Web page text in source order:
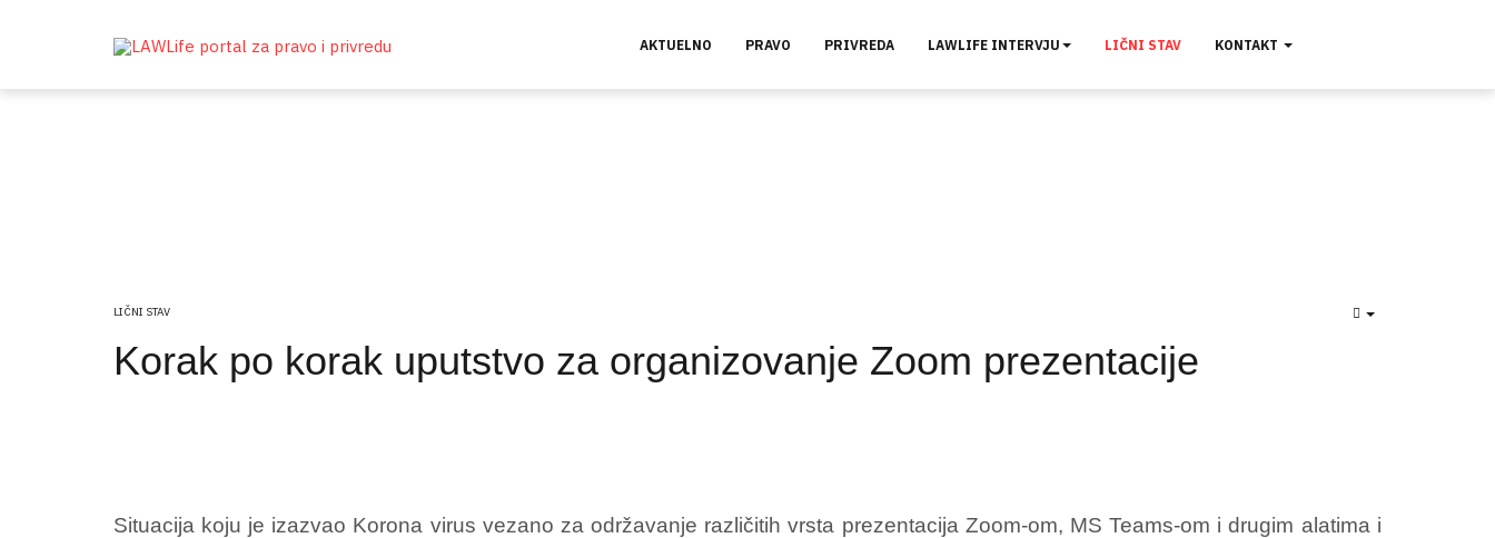
AKTUELNO PRAVO PRIVREDA LAWLIFE INTERVJU LIČNI STAV KONTAKT
LIČNI STAV
Korak po korak uputstvo za organizovanje Zoom prezentacije
Situacija koju je izazvao Korona virus vezano za održavanje različitih vrsta prezentacija Zoom-om, MS Teams-om i drugim alatima i